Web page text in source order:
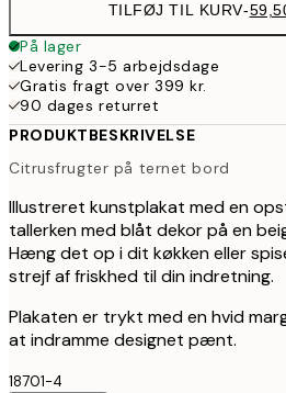
TILFØJ TIL KURV-
På lager
Levering 3-5 arbejdsdage
Gratis fragt over 399 kr.
90 dages returret
PRODUKTBESKRIVELSE
Citrusfrugter på ternet bord
Illustreret kunstplakat med en
tallerken med blåt dekor på en
Hæng det op i dit køkken eller
strejf af friskhed til din indretning.
Plakaten er trykt med en hvid
at indramme designet pænt.
18701-4